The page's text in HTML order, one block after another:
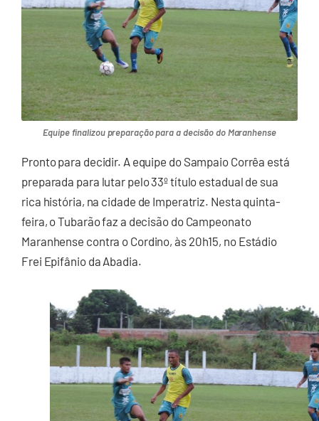
Equipe finalizou preparação para a decisão do Maranhense
Pronto para decidir. A equipe do Sampaio Corrêa está
preparada para lutar pelo 33º título estadual de sua
rica história, na cidade de Imperatriz. Nesta quinta-
feira, o Tubarão faz a decisão do Campeonato
Maranhense contra o Cordino, às 20h15, no Estádio
Frei Epifânio da Abadia.